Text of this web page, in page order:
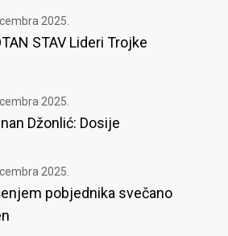
2025.
STAV Lideri Trojke
2025.
Džonlić: Dosije
2025.
pobjednika svečano